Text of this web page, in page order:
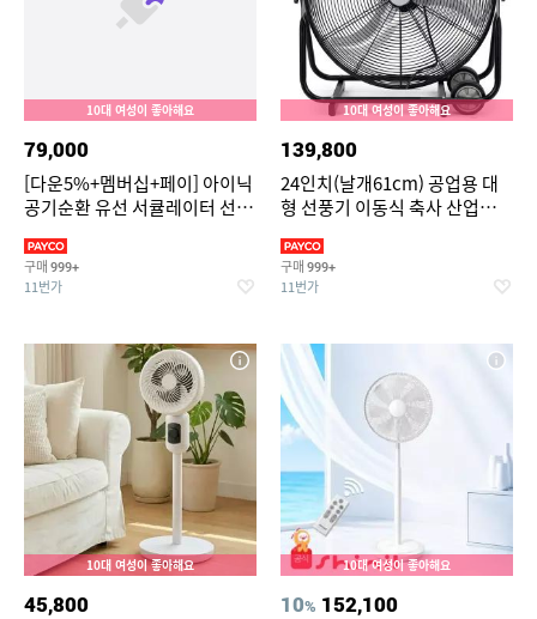
10대 여성이 좋아해요
79,000
[다운5%+멤버십+페이] 아이닉
공기순환 유선 서큘레이터 선풍
구매 999+
11번가
10대 여성이 좋아해요
139,800
24인치(날개61cm) 공업용 대
형 선풍기 이동식 축사 산업용
환풍기
구매 999+
11번가
10대 여성이 좋아해요
45,800
10대 여성이 좋아해요
10% 152,100